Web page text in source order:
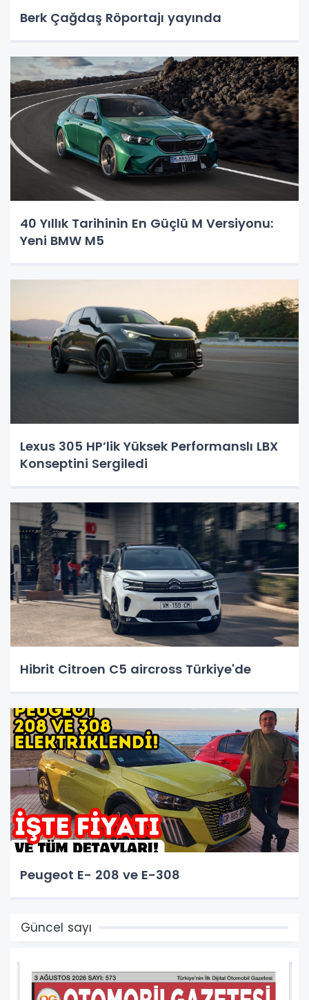
Berk Çağdaş Röportajı yayında
40 Yıllık Tarihinin En Güçlü M Versiyonu:
Yeni BMW M5
Lexus 305 HP’lik Yüksek Performanslı LBX
Konseptini Sergiledi
Hibrit Citroen C5 aircross Türkiye'de
Peugeot E- 208 ve E-308
Güncel sayı